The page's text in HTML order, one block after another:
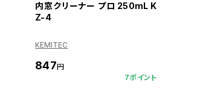
内窓クリーナー プロ 250mL K
Z-4
KEMITEC
847円
7ポイント